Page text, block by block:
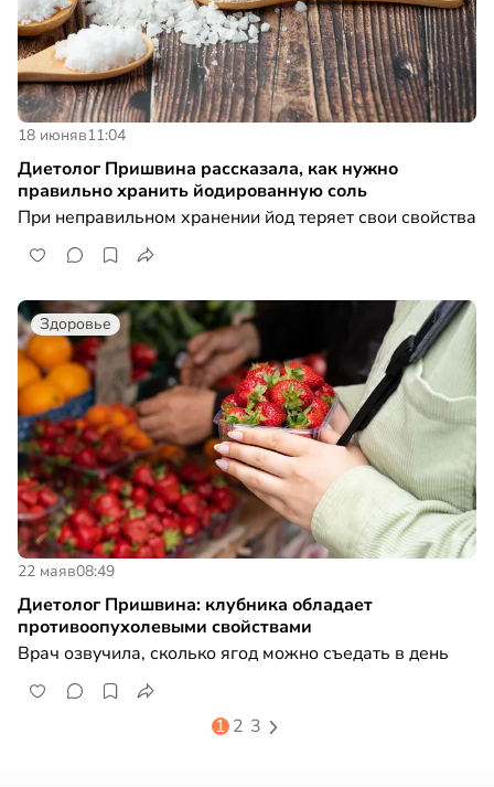
18 июняв11:04
Диетолог Пришвина рассказала, как нужно
правильно хранить йодированную соль
При неправильном хранении йод теряет свои свойства
Здоровье
22 маяв08:49
Диетолог Пришвина: клубника обладает
противоопухолевыми свойствами
Врач озвучила, сколько ягод можно съедать в день
1 2 3